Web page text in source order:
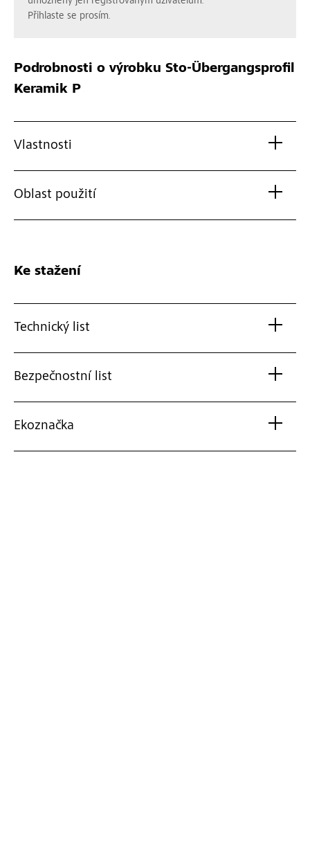
Přihlaste se prosím.
Podrobnosti o výrobku Sto-Übergangsprofil
Keramik P
Vlastnosti
Oblast použití
Ke stažení
Technický list
Bezpečnostní list
Ekoznačka